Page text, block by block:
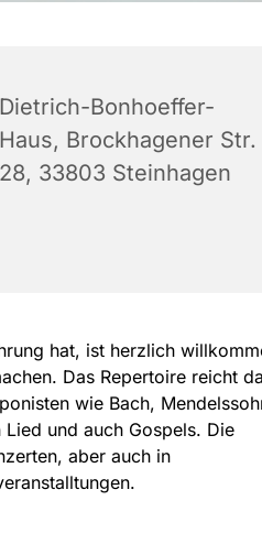
Dietrich-Bonhoeffer-
Haus, Brockhagener Str.
28, 33803 Steinhagen
hat, ist herzlich
Das Repertoire reicht
wie Bach,
und auch Gospels. Die
aber auch in